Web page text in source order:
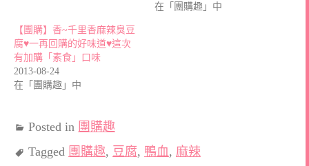
在「團購趣」中
【團購】香~千里香麻辣臭豆
腐♥一再回購的好味道♥這次
有加購「素食」口味
2013-08-24
在「團購趣」中
Posted in 團購趣
Tagged 團購趣, 豆腐, 鴨血, 麻辣